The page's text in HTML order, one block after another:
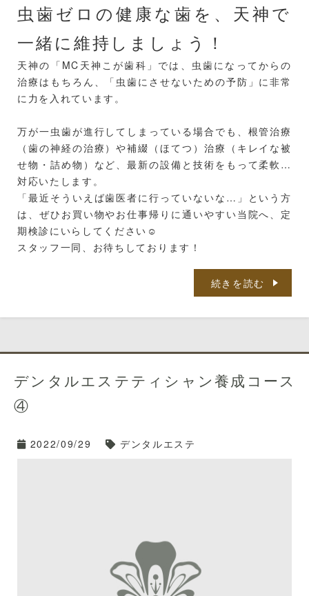
虫歯ゼロの健康な歯を、天神で
一緒に維持しましょう！
天神の「MC天神こが歯科」では、虫歯になってからの
治療はもちろん、「虫歯にさせないための予防」に非常
に力を入れています。
万が一虫歯が進行してしまっている場合でも、根管治療
（歯の神経の治療）や補綴（ほてつ）治療（キレイな被
せ物・詰め物）など、最新の設備と技術をもって柔軟に
対応いたします。
「最近そういえば歯医者に行っていないな…」という方
は、ぜひお買い物やお仕事帰りに通いやすい当院へ、定
期検診にいらしてください☺️
スタッフ一同、お待ちしております！
続きを読む
デンタルエステティシャン養成コース
④
2022/09/29 デンタルエステ